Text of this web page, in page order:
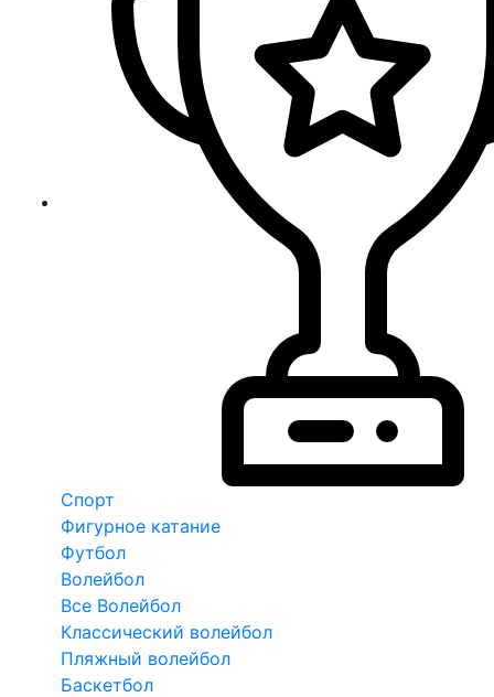
Спорт
Фигурное катание
Футбол
Волейбол
Все Волейбол
Классический волейбол
Пляжный волейбол
Баскетбол